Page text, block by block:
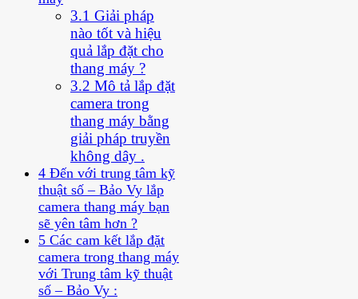
3.1 Giải pháp
nào tốt và hiệu
quả lắp đặt cho
thang máy ?
3.2 Mô tả lắp đặt
camera trong
thang máy bằng
giải pháp truyền
không dây .
4 Đến với trung tâm kỹ
thuật số – Bảo Vy lắp
camera thang máy bạn
sẽ yên tâm hơn ?
5 Các cam kết lắp đặt
camera trong thang máy
với Trung tâm kỹ thuật
số – Bảo Vy :